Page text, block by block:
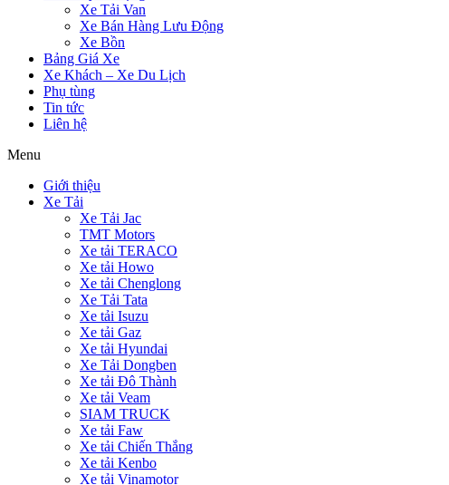
Xe Tải Van
Xe Bán Hàng Lưu Động
Xe Bồn
Bảng Giá Xe
Xe Khách – Xe Du Lịch
Phụ tùng
Tin tức
Liên hệ
Menu
Giới thiệu
Xe Tải
Xe Tải Jac
TMT Motors
Xe tải TERACO
Xe tải Howo
Xe tải Chenglong
Xe Tải Tata
Xe tải Isuzu
Xe tải Gaz
Xe tải Hyundai
Xe Tải Dongben
Xe tải Đô Thành
Xe tải Veam
SIAM TRUCK
Xe tải Faw
Xe tải Chiến Thắng
Xe tải Kenbo
Xe tải Vinamotor